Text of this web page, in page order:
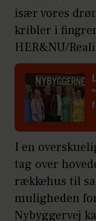
især vores
kribler i
HER&NU/
I en
tag over
rækkehus til
muligheden
Nybyggervej